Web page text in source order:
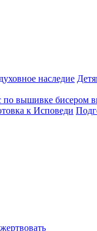
наследие
по вышивке бисером
к Исповеди